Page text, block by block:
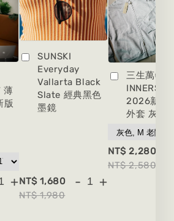
薄
版
+
SUNSKI
Everyday
Vallarta Black
Slate 經典黑色
墨鏡
NT$ 1,680
NT$ 1,980
- +
三生萬物
2026新版
外套 灰色
NT$ 2,280
NT$ 2,580